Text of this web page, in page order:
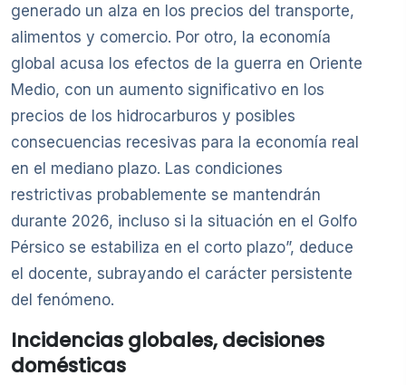
generado un alza en los precios del transporte,
alimentos y comercio. Por otro, la economía
global acusa los efectos de la guerra en Oriente
Medio, con un aumento significativo en los
precios de los hidrocarburos y posibles
consecuencias recesivas para la economía real
en el mediano plazo. Las condiciones
restrictivas probablemente se mantendrán
durante 2026, incluso si la situación en el Golfo
Pérsico se estabiliza en el corto plazo”, deduce
el docente, subrayando el carácter persistente
del fenómeno.
Incidencias globales, decisiones
domésticas